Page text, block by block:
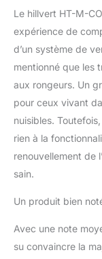
Le hillvert HT-M-
expérience de
d’un système de
mentionné que les
aux rongeurs. Un
pour ceux vivant
nuisibles.
rien à la
renouvellement de
sain.
Un produit bien
Avec une note
su convaincre la